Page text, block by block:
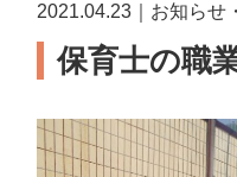
2021.04.23｜お知らせ
保育士の職